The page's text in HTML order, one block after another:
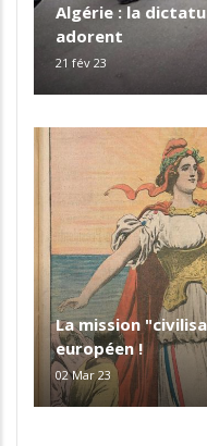
Algérie : la
adorent
21 fév 23
La mission
européen !
02 Mar 23